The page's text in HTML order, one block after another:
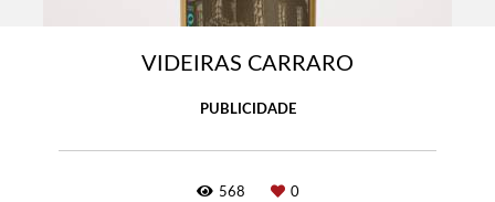
VIDEIRAS CARRARO
PUBLICIDADE
568 0